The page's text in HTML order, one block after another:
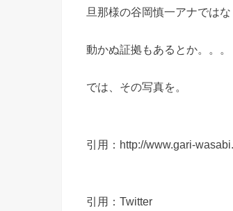
旦那様の谷岡慎一アナでは
動かぬ証拠もあるとか。。。
では、その写真を。
引用：http://www.gari-
引用：Twitter